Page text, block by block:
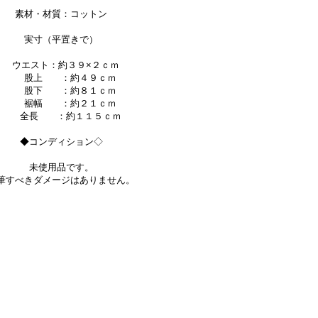
素材・材質：コットン
実寸（平置きで）
ウエスト：約３９×２ｃｍ
股上 ：約４９ｃｍ
股下 ：約８１ｃｍ
裾幅 ：約２１ｃｍ
全長 ：約１１５ｃｍ
◆コンディション◇
未使用品です。
すべきダメージはありません。